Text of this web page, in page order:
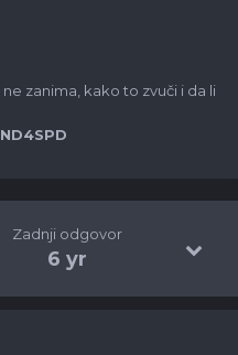
zanima, kako to zvuči i da li
Zadnji odgovor
6 yr